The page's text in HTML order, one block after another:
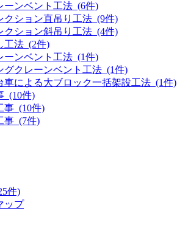
ーンベント工法 (6件)
クション直吊り工法 (9件)
クション斜吊り工法 (4件)
工法 (2件)
ーンベント工法 (1件)
グクレーンベント工法 (1件)
車による大ブロック一括架設工法 (1件)
(10件)
事 (10件)
事 (7件)
件)
ップ